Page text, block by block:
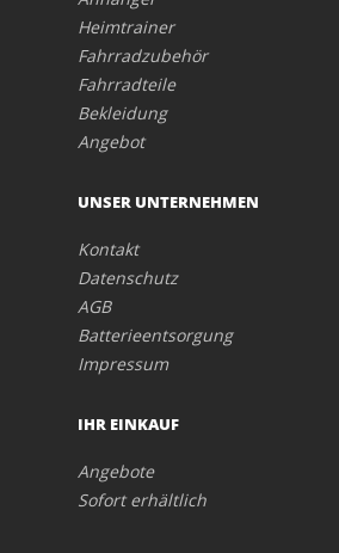
Heimtrainer
Fahrradzubehör
Fahrradteile
Bekleidung
Angebot
UNSER UNTERNEHMEN
Kontakt
Datenschutz
AGB
Batterieentsorgung
Impressum
IHR EINKAUF
Angebote
Sofort erhältlich